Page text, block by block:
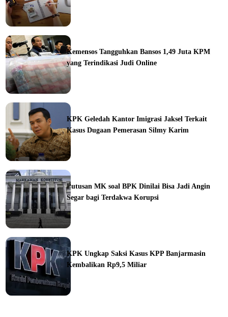
Kemensos Tangguhkan Bansos 1,49 Juta KPM
yang Terindikasi Judi Online
KPK Geledah Kantor Imigrasi Jaksel Terkait
Kasus Dugaan Pemerasan Silmy Karim
Putusan MK soal BPK Dinilai Bisa Jadi Angin
Segar bagi Terdakwa Korupsi
KPK Ungkap Saksi Kasus KPP Banjarmasin
Kembalikan Rp9,5 Miliar